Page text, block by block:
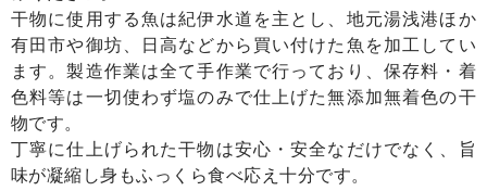
干物に使用する魚は紀伊水道を主とし、地元湯浅港ほか
有田市や御坊、日高などから買い付けた魚を加工してい
ます。製造作業は全て手作業で行っており、保存料・着
色料等は一切使わず塩のみで仕上げた無添加無着色の干
物です。
丁寧に仕上げられた干物は安心・安全なだけでなく、旨
味が凝縮し身もふっくら食べ応え十分です。